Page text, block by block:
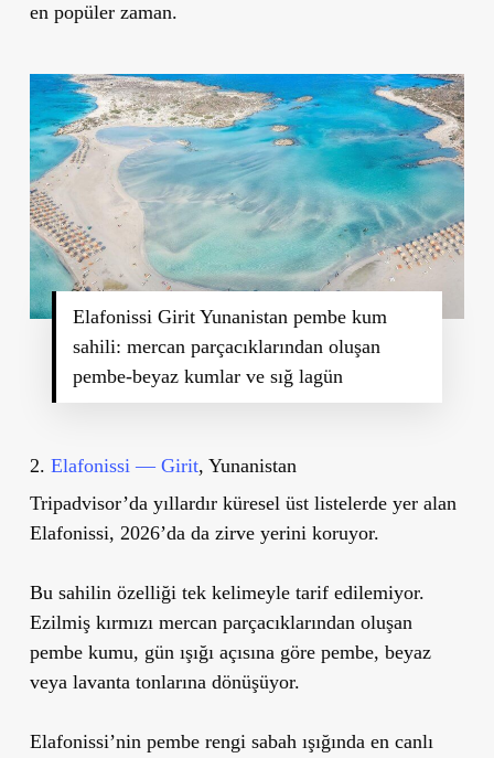
en popüler zaman.
Elafonissi Girit Yunanistan pembe kum
sahili: mercan parçacıklarından oluşan
pembe-beyaz kumlar ve sığ lagün
2. Elafonissi — Girit, Yunanistan
Tripadvisor’da yıllardır küresel üst listelerde yer alan
Elafonissi, 2026’da da zirve yerini koruyor.
Bu sahilin özelliği tek kelimeyle tarif edilemiyor.
Ezilmiş kırmızı mercan parçacıklarından oluşan
pembe kumu, gün ışığı açısına göre pembe, beyaz
veya lavanta tonlarına dönüşüyor.
Elafonissi’nin pembe rengi sabah ışığında en canlı